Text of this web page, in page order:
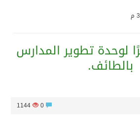
الفيفا – يعتذر عن آلية إدارة مقترح الحقوق التجارية لكأس العالم ويؤكد مراجعة الإجراءاتلوحدة تطوير المدارس
بالطائف.
1144